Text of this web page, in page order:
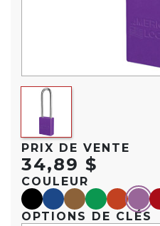
PRIX DE VENTE
34,89 $
COULEUR
blackblueMarrongreenorangepurplered
OPTIONS DE CLÉS